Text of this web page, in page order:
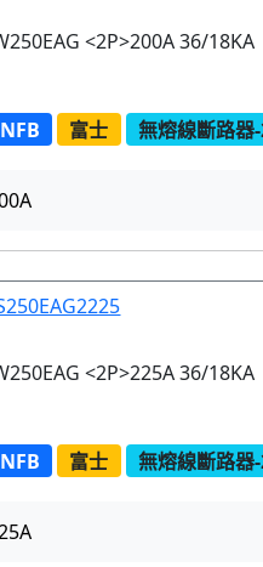
<2P>200A 36/18KA
NFB 富士 無熔線斷路器
<2P>225A 36/18KA
NFB 富士 無熔線斷路器